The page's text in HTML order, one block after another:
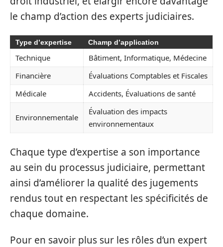
le champ d’action des experts judiciaires.
Type d’expertise Champ d’application
Technique
Bâtiment, Informatique, Médecine
Financière
Évaluations Comptables et Fiscales
Médicale
Accidents, Évaluations de santé
Environnementale
Évaluation des impacts
environnementaux
Chaque type d’expertise a son importance
au sein du processus judiciaire, permettant
ainsi d’améliorer la qualité des jugements
rendus tout en respectant les spécificités de
chaque domaine.
Pour en savoir plus sur les rôles d’un expert